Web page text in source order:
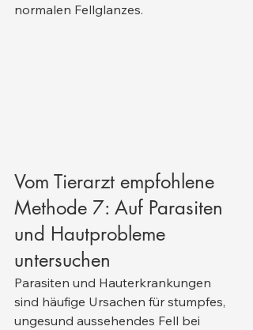
normalen Fellglanzes.
Vom Tierarzt empfohlene
Methode 7: Auf Parasiten
und Hautprobleme
untersuchen
Parasiten und Hauterkrankungen
sind häufige Ursachen für stumpfes,
ungesund aussehendes Fell bei